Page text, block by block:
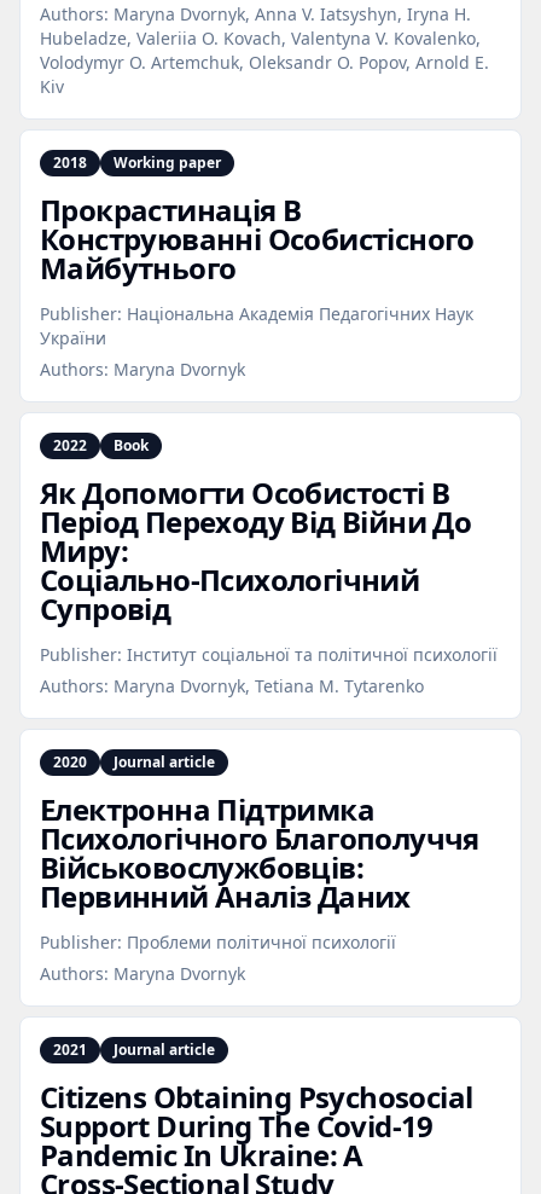
Authors: Maryna Dvornyk, Anna V. Iatsyshyn, Iryna H.
Hubeladze, Valeriia O. Kovach, Valentyna V. Kovalenko,
Volodymyr O. Artemchuk, Oleksandr O. Popov, Arnold E.
Kiv
2018 Working paper
Прокрастинація В
Конструюванні Особистісного
Майбутнього
Publisher: Національна Академія Педагогічних Наук
України
Authors: Maryna Dvornyk
2022 Book
Як Допомогти Особистості В
Період Переходу Від Війни До
Миру:
Соціально‑Психологічний
Супровід
Publisher: Інститут соціальної та політичної психології
Authors: Maryna Dvornyk, Tetiana M. Tytarenko
2020 Journal article
Електронна Підтримка
Психологічного Благополуччя
Військовослужбовців:
Первинний Аналіз Даних
Publisher: Проблеми політичної психології
Authors: Maryna Dvornyk
2021 Journal article
Citizens Obtaining Psychosocial
Support During The Covid‑19
Pandemic In Ukraine: A
Cross‑Sectional Study